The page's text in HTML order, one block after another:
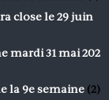
close le 29 juin
mardi 31 mai 202
la 9e semaine (2)